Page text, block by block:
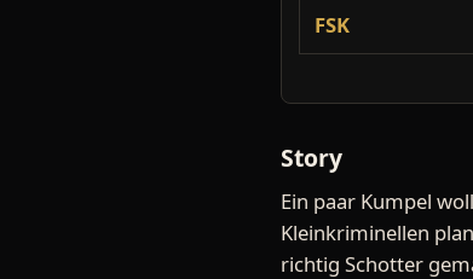
FSK
Story
Ein paar Kumpel
Kleinkriminellen
richtig Schotter